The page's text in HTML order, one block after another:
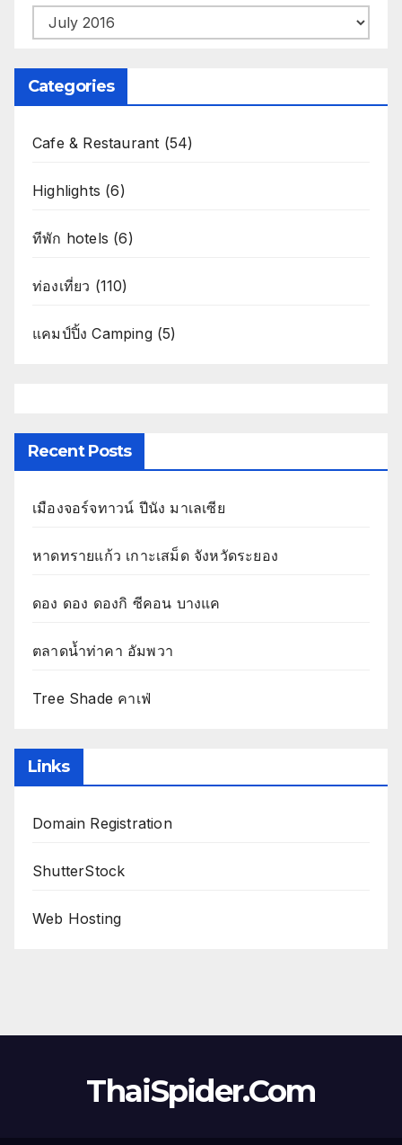
Archives
Categories
Cafe & Restaurant (54)
Highlights (6)
ทีพัก hotels (6)
ท่องเที่ยว (110)
แคมป์ปิ้ง Camping(5)
Recent Posts
เมืองจอร์จทาวน์ ปีนัง มาเลเซีย
หาดทรายแก้ว เกาะเสม็ด จังหวัดระยอง
ดอง ดอง ดองกิ ซีคอน บางแค
ตลาดน้ำท่าคา อัมพวา
Tree Shade คาเฟ่
Links
Domain Registration
ShutterStock
Web Hosting
ThaiSpider.Com